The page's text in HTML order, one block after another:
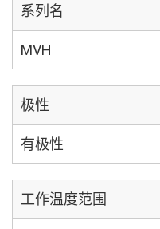
系列名
MVH
极性
有极性
工作温度范围